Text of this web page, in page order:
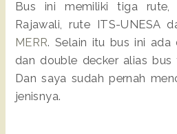
Bus ini memiliki tiga rute,
Rajawali, rute ITS-UNESA
MERR. Selain itu bus ini ada
dan double decker alias
Dan saya sudah pernah
jenisnya.